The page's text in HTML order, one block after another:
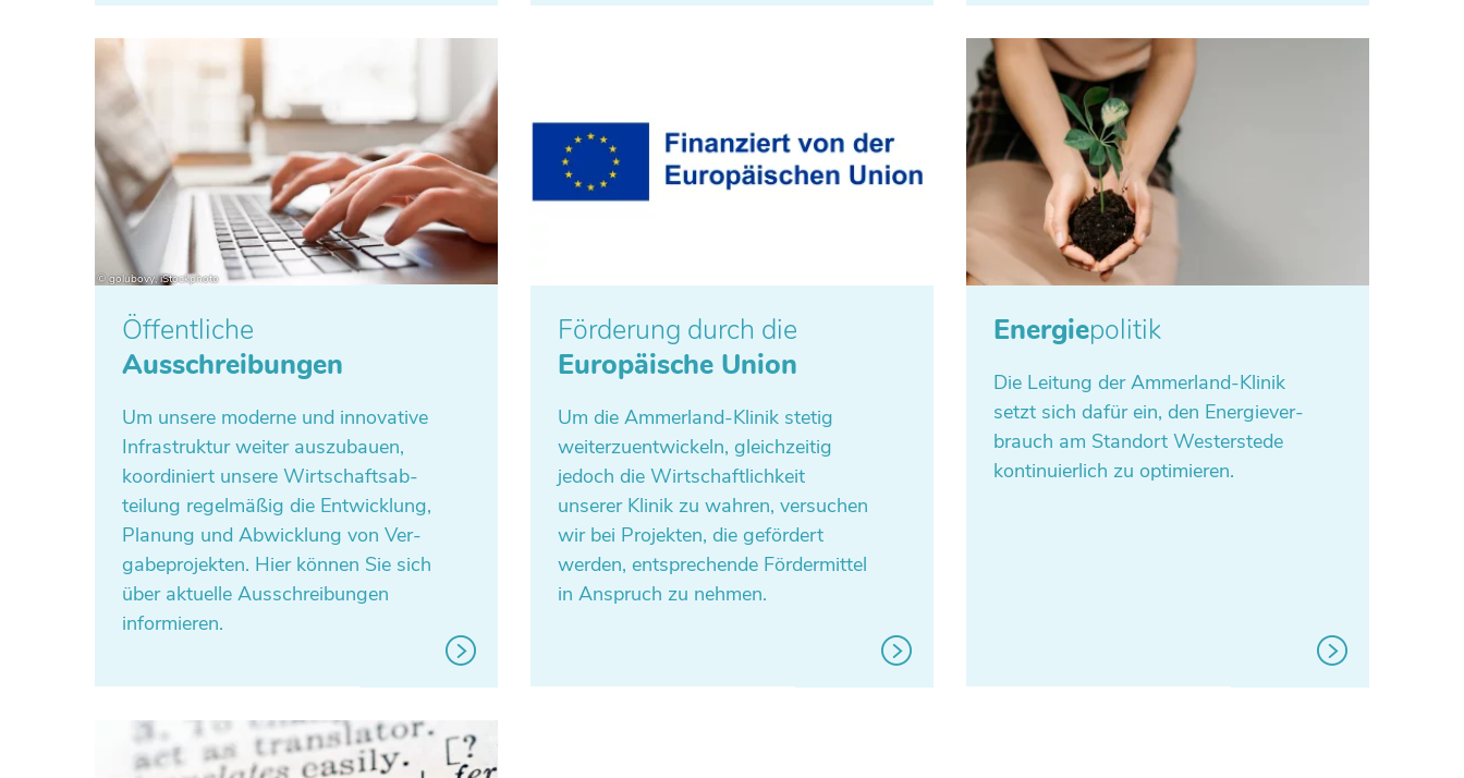
Öffentliche
Ausschreibungen
Um unsere moderne und inno­va­tive
Infra­struk­tur weiter aus­zu­bauen,
koor­di­niert unsere Wirt­schafts­ab­
tei­lung regel­mä­ßig die Ent­wick­lung,
Planung und Abwick­lung von Ver­
ga­be­pro­jek­ten. Hier können Sie sich
über aktu­elle Aus­schrei­bun­gen
informieren.
Förderung durch die
Europäische Union
Um die Ammer­land-Klinik stetig
wei­ter­zu­ent­wi­ckeln, gleich­zei­tig
jedoch die Wirt­schaft­lich­keit
unserer Klinik zu wahren, ver­su­chen
wir bei Pro­jek­ten, die geför­dert
werden, ent­spre­chende För­der­mit­tel
in Anspruch zu nehmen.
Energiepolitik
Die Leitung der Ammer­land-Klinik
setzt sich dafür ein, den Ener­gie­ver­
brauch am Stand­ort Wes­ter­stede
kon­ti­nu­ier­lich zu optimieren.